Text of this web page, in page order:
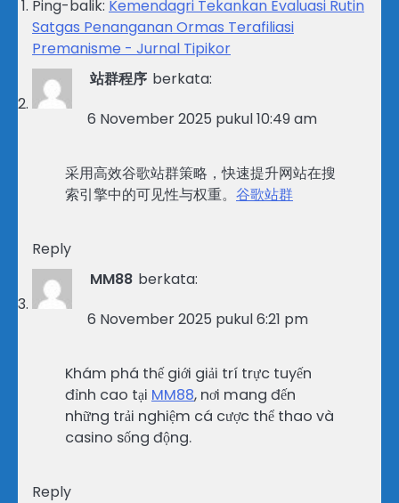
Ping-balik: Kemendagri Tekankan Evaluasi Rutin
Satgas Penanganan Ormas Terafiliasi
Premanisme - Jurnal Tipikor
站群程序 berkata:
6 November 2025 pukul 10:49 am
采用高效谷歌站群策略，快速提升网站在搜
索引擎中的可见性与权重。 谷歌站群
Reply
MM88 berkata:
6 November 2025 pukul 6:21 pm
Khám phá thế giới giải trí trực tuyến
đỉnh cao tại MM88, nơi mang đến
những trải nghiệm cá cược thể thao và
casino sống động.
Reply